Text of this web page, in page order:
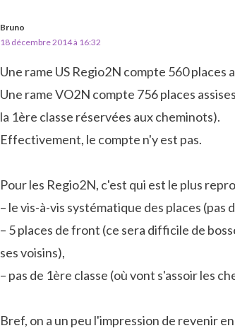
Bruno
18 décembre 2014 à 16:32
Une rame US Regio2N compte 560 places
Une rame VO2N compte 756 places
la 1ère classe réservées aux cheminots).
Effectivement, le compte n'y est pas.
Pour les Regio2N, c'est qui est le plus
– le vis-à-vis systématique des places (pas
– 5 places de front (ce sera difficile de
ses voisins),
– pas de 1ère classe (où vont s'assoir les
Bref, on a un peu l'impression de revenir